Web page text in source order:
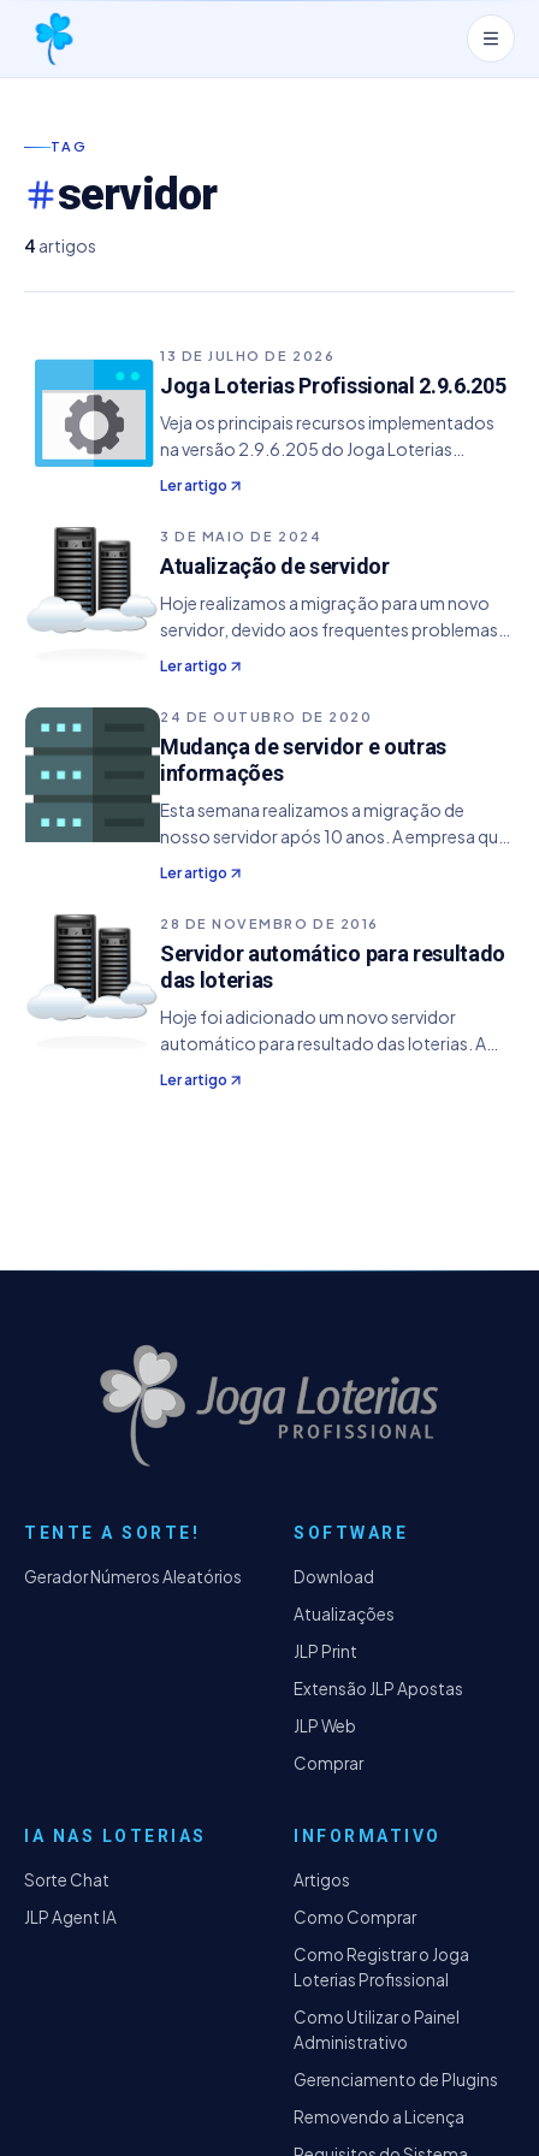
TAG
servidor
4 artigos
13 DE JULHO DE 2026
Joga Loterias Profissional 2.9.6.205
Veja os principais recursos implementados
na versão 2.9.6.205 do Joga Loterias
Profissional. Renovação automática da
licença ao iniciar o sistema quando o
pagamento já foi efetuado; Verificação de
renovação em segundo plano nos últimos
30 dias da licença; Melhorias de estabilidade
na comunicação com o servidor de licenças.
Ler artigo
3 DE MAIO DE 2024
Atualização de servidor
Hoje realizamos a migração para um novo
servidor, devido aos frequentes problemas
enfrentados no servidor anterior, que
resultavam em instabilidades no site. Com
esta mudança, agora contamos com
recursos adicionais para
Ler artigo
24 DE OUTUBRO DE 2020
Mudança de servidor e outras
informações
Esta semana realizamos a migração de
nosso servidor após 10 anos. A empresa que
prestava esse serviço foi comprada e de
acordo com as novas diretrizes impostas,
optamos pela mudança em um novo
servidor, pois a empresa…
Ler artigo
28 DE NOVEMBRO DE 2016
Servidor automático para resultado
das loterias
Hoje foi adicionado um novo servidor
automático para resultado das loterias. A
principal funcionalidade se resume com as
seguintes definições: De segunda à sábado,
Ler artigo
TENTE A SORTE!
Gerador Números Aleatórios
SOFTWARE
Download
Atualizações
JLP Print
Extensão JLP Apostas
JLP Web
Comprar
IA NAS LOTERIAS
Sorte Chat
JLP Agent IA
INFORMATIVO
Artigos
Como Comprar
Como Registrar o Joga
Loterias Profissional
Como Utilizar o Painel
Administrativo
Gerenciamento de Plugins
Removendo a Licença